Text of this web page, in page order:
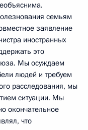
семьям
заявление
иностранных
это
Мы осуждаем
людей и требуем
расследования, мы
ситуации. Мы
окончательное
что